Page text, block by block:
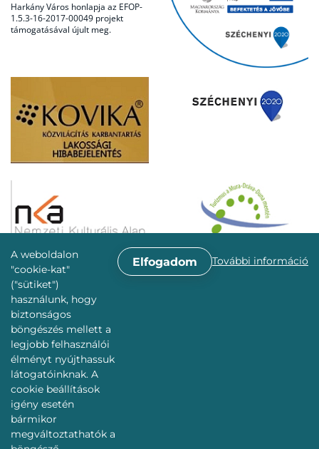
A weboldalon
"cookie-kat"
("sütiket")
használunk, hogy
biztonságos
böngészés mellett a
legjobb felhasználói
élményt nyújthassuk
látogatóinknak. A
cookie beállítások
igény esetén
bármikor
megváltoztathatók a
Elfogadom További információ
Harkány Város honlapja az EFOP-
1.5.3-16-2017-00049 projekt
támogatásával újult meg.